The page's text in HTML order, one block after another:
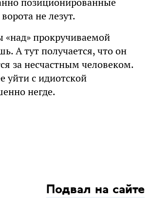
не лезут.
прокручиваемой
А тут получается, что он
за несчастным человеком.
уйти с идиотской
негде.
Подвал на сайте